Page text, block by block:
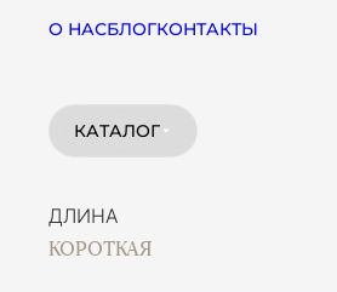
О НАСБЛОГКОНТАКТЫ
КАТАЛОГ
ДЛИНА
КОРОТКАЯ